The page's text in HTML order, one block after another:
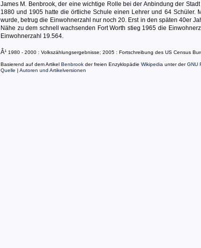
James M. Benbrook, der eine wichtige Rolle bei der Anbindung der
1880 und 1905 hatte die örtliche Schule einen Lehrer und 64 Schüler.
wurde, betrug die Einwohnerzahl nur noch 20. Erst in den späten 40er
Nähe zu dem schnell wachsenden Fort Worth stieg 1965 die
Einwohnerzahl 19.564.
Â¹ 1980 - 2000 : Volkszählungsergebnisse; 2005 : Fortschreibung des US Census
Basierend auf dem Artikel Benbrook der freien Enzyklopädie Wikipedia unter derGNU
Quelle | Autoren und Artikelversionen